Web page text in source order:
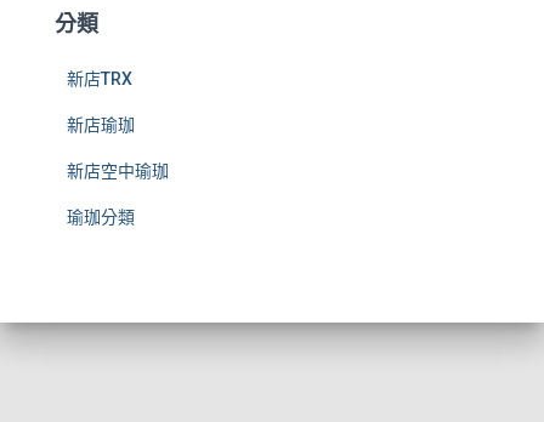
分類
新店TRX
新店瑜珈
新店空中瑜珈
瑜珈分類